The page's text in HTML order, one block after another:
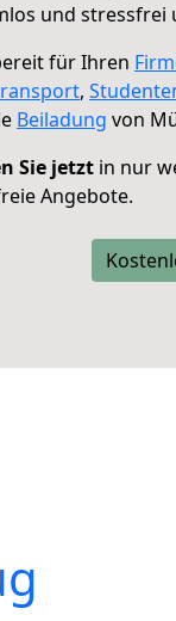
und stressfrei
für Ihren
,
Beiladung von
Sie jetzt in nur
Angebote.